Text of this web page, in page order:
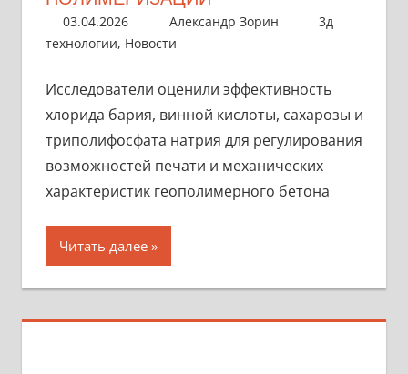
03.04.2026 Александр Зорин
3д
технологии, Новости
Исследователи оценили эффективность
хлорида бария, винной кислоты, сахарозы и
триполифосфата натрия для регулирования
возможностей печати и механических
характеристик геополимерного бетона
Читать далее